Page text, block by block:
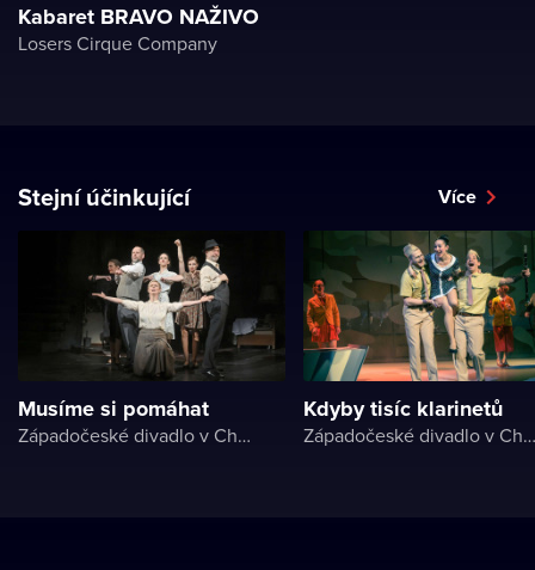
Kabaret BRAVO NAŽIVO
Losers Cirque Company
Stejní účinkující Více
Musíme si pomáhat
Západočeské divadlo v Chebu
Kdyby tisíc klarinetů
Západočeské divadlo v Chebu